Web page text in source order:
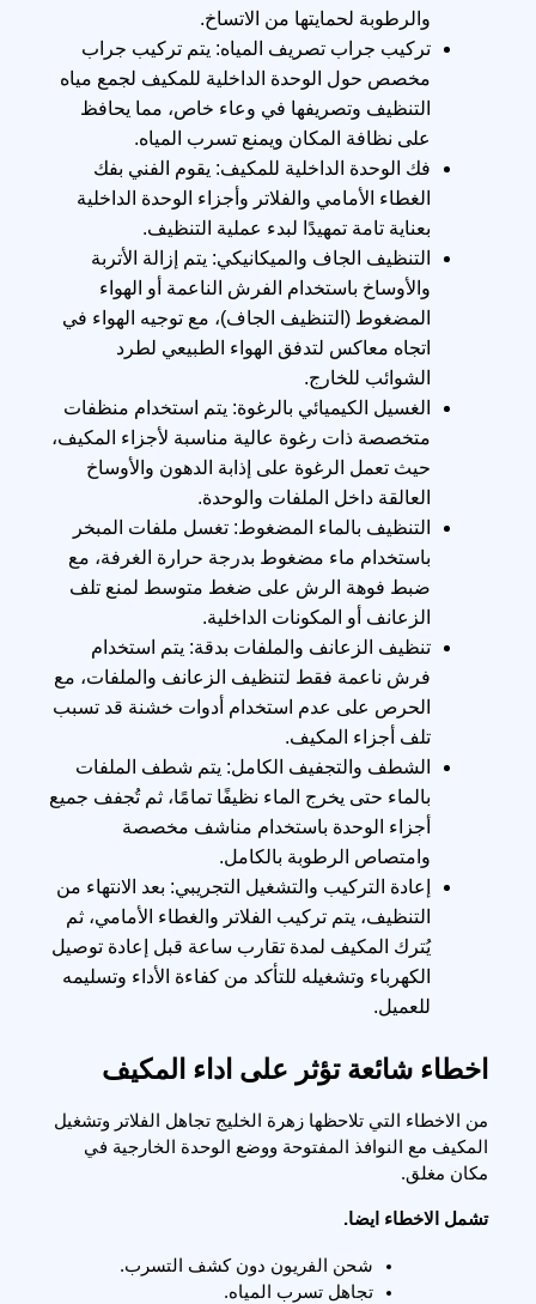
والرطوبة لحمايتها من الاتساخ.
تركيب جراب تصريف المياه: يتم تركيب جراب
مخصص حول الوحدة الداخلية للمكيف لجمع مياه
التنظيف وتصريفها في وعاء خاص، مما يحافظ
على نظافة المكان ويمنع تسرب المياه.
فك الوحدة الداخلية للمكيف: يقوم الفني بفك
الغطاء الأمامي والفلاتر وأجزاء الوحدة الداخلية
بعناية تامة تمهيدًا لبدء عملية التنظيف.
التنظيف الجاف والميكانيكي: يتم إزالة الأتربة
والأوساخ باستخدام الفرش الناعمة أو الهواء
المضغوط (التنظيف الجاف)، مع توجيه الهواء في
اتجاه معاكس لتدفق الهواء الطبيعي لطرد
الشوائب للخارج.
الغسيل الكيميائي بالرغوة: يتم استخدام منظفات
متخصصة ذات رغوة عالية مناسبة لأجزاء المكيف،
حيث تعمل الرغوة على إذابة الدهون والأوساخ
العالقة داخل الملفات والوحدة.
التنظيف بالماء المضغوط: تغسل ملفات المبخر
باستخدام ماء مضغوط بدرجة حرارة الغرفة، مع
ضبط فوهة الرش على ضغط متوسط لمنع تلف
الزعانف أو المكونات الداخلية.
تنظيف الزعانف والملفات بدقة: يتم استخدام
فرش ناعمة فقط لتنظيف الزعانف والملفات، مع
الحرص على عدم استخدام أدوات خشنة قد تسبب
تلف أجزاء المكيف.
الشطف والتجفيف الكامل: يتم شطف الملفات
بالماء حتى يخرج الماء نظيفًا تمامًا، ثم تُجفف جميع
أجزاء الوحدة باستخدام مناشف مخصصة
وامتصاص الرطوبة بالكامل.
إعادة التركيب والتشغيل التجريبي: بعد الانتهاء من
التنظيف، يتم تركيب الفلاتر والغطاء الأمامي، ثم
يُترك المكيف لمدة تقارب ساعة قبل إعادة توصيل
الكهرباء وتشغيله للتأكد من كفاءة الأداء وتسليمه
للعميل.
اخطاء شائعة تؤثر على اداء المكيف
مكان مغلق.
تشمل الاخطاء ايضا.
شحن الفريون دون كشف التسرب.
تجاهل تسرب المياه.